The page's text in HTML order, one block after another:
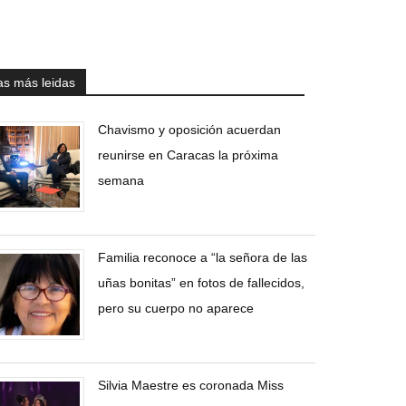
más leidas
Chavismo y oposición acuerdan
reunirse en Caracas la próxima
semana
Familia reconoce a “la señora de las
uñas bonitas” en fotos de fallecidos,
pero su cuerpo no aparece
Silvia Maestre es coronada Miss